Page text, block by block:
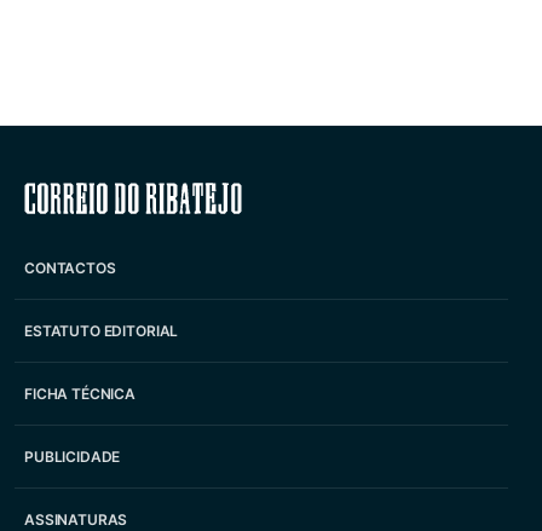
Correio do Ribatejo
CONTACTOS
ESTATUTO EDITORIAL
FICHA TÉCNICA
PUBLICIDADE
ASSINATURAS